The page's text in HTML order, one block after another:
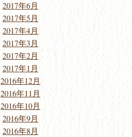
2017年6月
2017年5月
2017年4月
2017年3月
2017年2月
2017年1月
2016年12月
2016年11月
2016年10月
2016年9月
2016年8月